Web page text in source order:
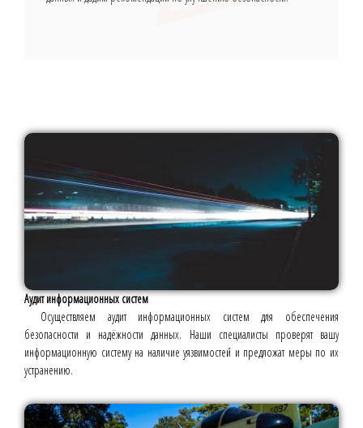
Аудит информационных систем
Осуществляем аудит информационных систем для обеспечения
безопасности и надёжности данных. Наши специалисты проверят вашу
информационную систему на наличие уязвимостей и предложат меры по их
устранению.